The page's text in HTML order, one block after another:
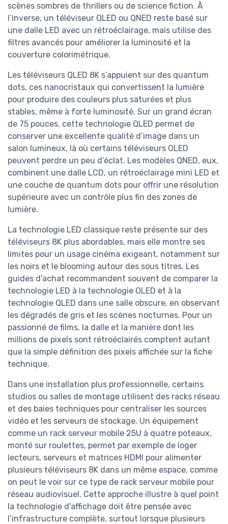
scènes sombres de thrillers ou de science fiction. À
l’inverse, un téléviseur QLED ou QNED reste basé sur
une dalle LED avec un rétroéclairage, mais utilise des
filtres avancés pour améliorer la luminosité et la
couverture colorimétrique.
Les téléviseurs QLED 8K s’appuient sur des quantum
dots, ces nanocristaux qui convertissent la lumière
pour produire des couleurs plus saturées et plus
stables, même à forte luminosité. Sur un grand écran
de 75 pouces, cette technologie QLED permet de
conserver une excellente qualité d’image dans un
salon lumineux, là où certains téléviseurs OLED
peuvent perdre un peu d’éclat. Les modèles QNED, eux,
combinent une dalle LCD, un rétroéclairage mini LED et
une couche de quantum dots pour offrir une résolution
supérieure avec un contrôle plus fin des zones de
lumière.
La technologie LED classique reste présente sur des
téléviseurs 8K plus abordables, mais elle montre ses
limites pour un usage cinéma exigeant, notamment sur
les noirs et le blooming autour des sous titres. Les
guides d’achat recommandent souvent de comparer la
technologie LED à la technologie OLED et à la
technologie QLED dans une salle obscure, en observant
les dégradés de gris et les scènes nocturnes. Pour un
passionné de films, la dalle et la manière dont les
millions de pixels sont rétroéclairés comptent autant
que la simple définition des pixels affichée sur la fiche
technique.
Dans une installation plus professionnelle, certains
studios ou salles de montage utilisent des racks réseau
et des baies techniques pour centraliser les sources
vidéo et les serveurs de stockage. Un équipement
comme un rack serveur mobile 25U à quatre poteaux,
monté sur roulettes, permet par exemple de loger
lecteurs, serveurs et matrices HDMI pour alimenter
plusieurs téléviseurs 8K dans un même espace, comme
on peut le voir sur ce type de rack serveur mobile pour
réseau audiovisuel. Cette approche illustre à quel point
la technologie d’affichage doit être pensée avec
l’infrastructure complète, surtout lorsque plusieurs